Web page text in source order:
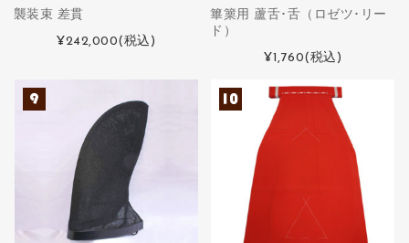
襲装束 差貫
¥242,000(税込)
篳篥用 蘆舌･舌（ロゼツ･リー
ド）
¥1,760(税込)